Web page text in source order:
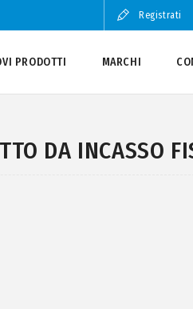
Registrati
PRODOTTI MARCHI
DA INCASSO